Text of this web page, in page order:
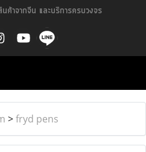
ค้าจากจีน และบริการครบวงจร
>fryd pens